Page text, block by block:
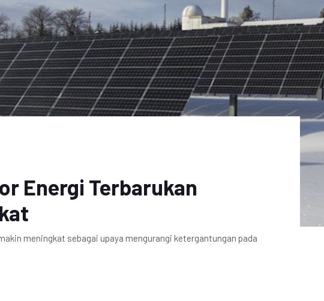
Energi Terbarukan
meningkat sebagai upaya mengurangi ketergantungan pada